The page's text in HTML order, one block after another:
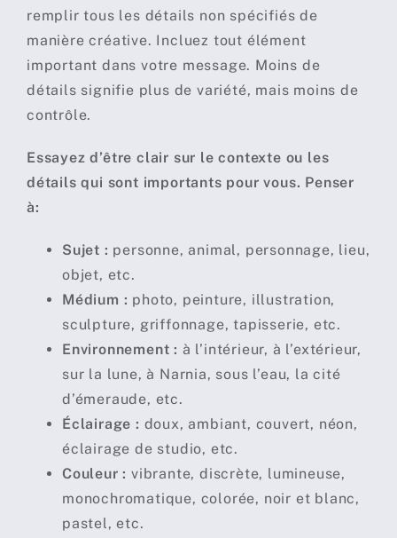
remplir tous les détails non spécifiés de
manière créative. Incluez tout élément
important dans votre message. Moins de
détails signifie plus de variété, mais moins de
contrôle.
Essayez d’être clair sur le contexte ou les
détails qui sont importants pour vous. Penser
à:
Sujet : personne, animal, personnage, lieu,
objet, etc.
Médium : photo, peinture, illustration,
sculpture, griffonnage, tapisserie, etc.
Environnement : à l’intérieur, à l’extérieur,
sur la lune, à Narnia, sous l’eau, la cité
d’émeraude, etc.
Éclairage : doux, ambiant, couvert, néon,
éclairage de studio, etc.
Couleur : vibrante, discrète, lumineuse,
monochromatique, colorée, noir et blanc,
pastel, etc.